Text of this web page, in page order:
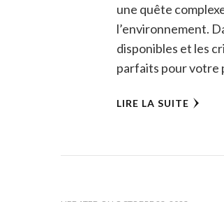
une quête
l’environnement.
disponibles et les
parfaits pour
LIRE LA SUITE